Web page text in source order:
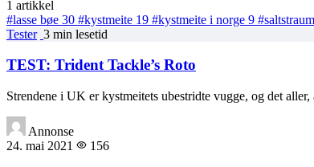
1 artikkel
#lasse bøe 30 #kystmeite 19 #kystmeite i norge 9
Tester 3 min lesetid
TEST: Trident Tackle’s Roto
Strendene i UK er kystmeitets ubestridte vugge, og det
Annonse
24. mai 2021
156